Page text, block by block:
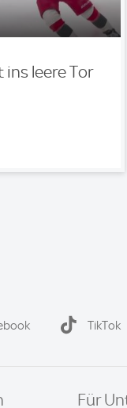
ins leere Tor
TikTok
Für